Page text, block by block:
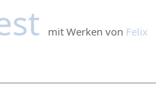
mit Werken von Felix